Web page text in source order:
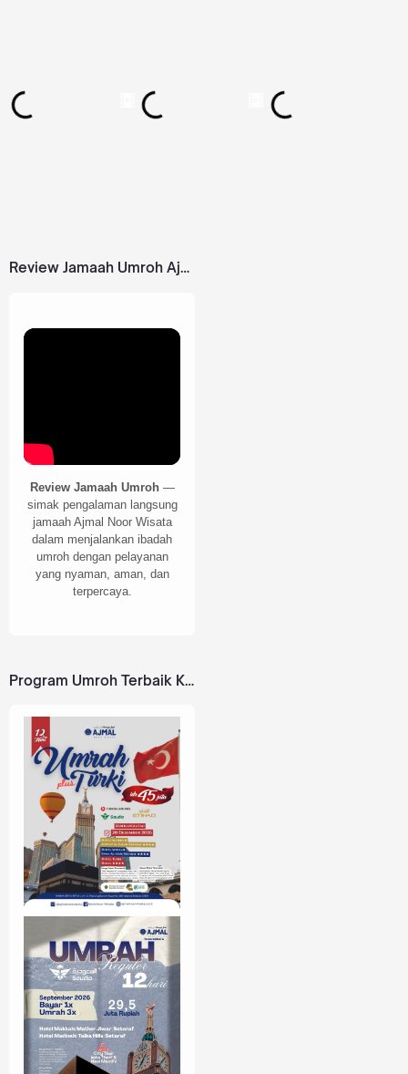
Review Jamaah Umroh Ajmal Noor Wisata
Review Jamaah Umroh—
simak pengalaman langsung
jamaah Ajmal Noor Wisata
dalam menjalankan ibadah
umroh dengan pelayanan
yang nyaman, aman, dan
terpercaya.
Program Umroh Terbaik Kami